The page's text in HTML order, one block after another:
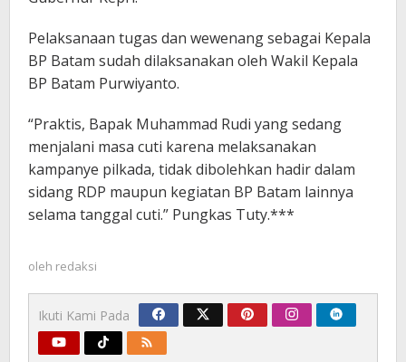
Pelaksanaan tugas dan wewenang sebagai Kepala
BP Batam sudah dilaksanakan oleh Wakil Kepala
BP Batam Purwiyanto.
“Praktis, Bapak Muhammad Rudi yang sedang
menjalani masa cuti karena melaksanakan
kampanye pilkada, tidak dibolehkan hadir dalam
sidang RDP maupun kegiatan BP Batam lainnya
selama tanggal cuti.” Pungkas Tuty.***
oleh redaksi
Ikuti Kami Pada